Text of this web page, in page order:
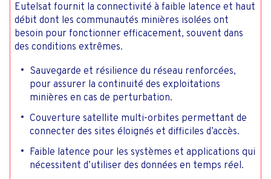
Eutelsat fournit la connectivité à faible latence et haut
débit dont les communautés minières isolées ont
besoin pour fonctionner efficacement, souvent dans
des conditions extrêmes.
Sauvegarde et résilience du réseau renforcées,
pour assurer la continuité des exploitations
minières en cas de perturbation.
Couverture satellite multi-orbites permettant de
connecter des sites éloignés et difficiles d’accès.
Faible latence pour les systèmes et applications qui
nécessitent d’utiliser des données en temps réel.